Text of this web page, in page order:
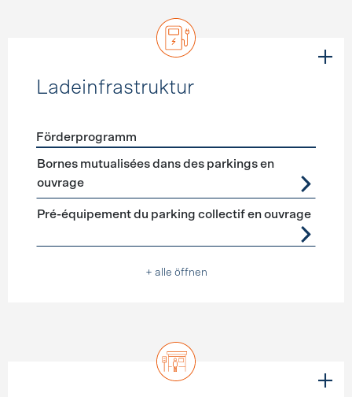
Ladeinfrastruktur
Förderprogramme Ladeinfrastruktur
Förderprogramm
Bornes mutualisées dans des parkings en
ouvrage
Pré-équipement du parking collectif en ouvrage
+ alle öffnen